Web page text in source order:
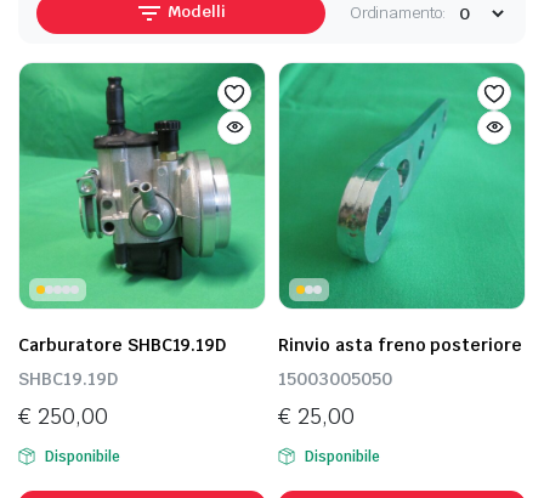
Modelli Ordinamento:
Carburatore SHBC19.19D
SHBC19.19D
€ 250,00
Disponibile
Rinvio asta freno posteriore
15003005050
€ 25,00
Disponibile